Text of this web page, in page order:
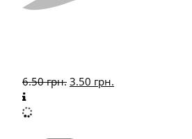
6.50грн. 3.50 грн.